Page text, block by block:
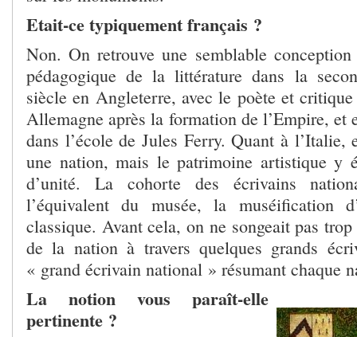
Etait-ce typiquement français ?
Non. On retrouve une semblable
pédagogique de la littérature dans la
siècle en Angleterre, avec le poète et
Allemagne après la formation de l’Empire, et
dans l’école de Jules Ferry. Quant à l’Italie,
une nation, mais le patrimoine artistique y
d’unité. La cohorte des écrivains
l’équivalent du musée, la muséification
classique. Avant cela, on ne songeait pas
de la nation à travers quelques grands
« grand écrivain national » résumant chaque
La notion vous paraît-elle
pertinente ?